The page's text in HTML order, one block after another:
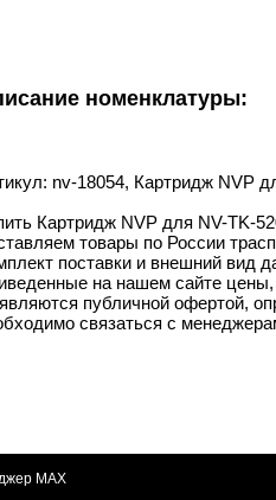
номенклатуры:
nv-18054, Картридж NVP
Картридж NVP для NV-TK-
товары по России
поставки и внешний вид
на нашем сайте цены,
публичной офертой,
связаться с
MAX